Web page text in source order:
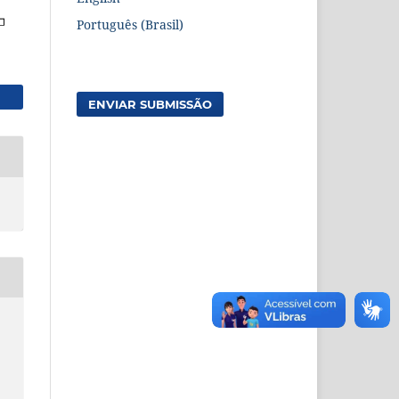
Português (Brasil)
ENVIAR SUBMISSÃO